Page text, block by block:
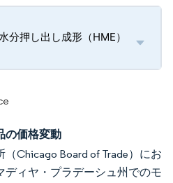
分押し出し成形（HME）
の価格変動
Chicago Board of Trade）にお
ディヤ・プラデーシュ州でのモ